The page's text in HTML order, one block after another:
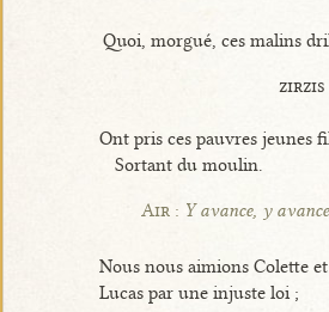
Quoi, morgué, ces malins
zirzis
Ont pris ces pauvres jeunes
Sortant du moulin.
Air : Y avance, y
Nous nous aimions Colette
Lucas par une injuste loi ;